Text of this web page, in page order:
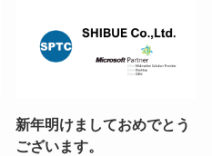
新年明けましておめでとう
ございます。